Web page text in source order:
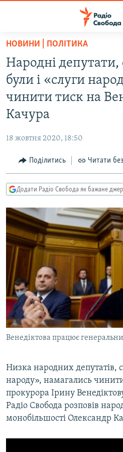
Перейти
основного
матеріалу
Перейти
основної
Перейти
пошуку
ВСЕ ЗА ДОБУ
СТАТТІ
КУЛЬТУРА
СПОРТ
СВІТ
ВІЙНА
ДОНБАС.РЕАЛІЇ
КРИМ.РЕАЛІЇ
ТИ ЯК?
КИТАЙ.ВИКЛИКИ
МУЛЬТИМЕДІА
ФОТО
СПЕЦПРОЄКТИ
ПОДКАСТИ
КРИМ РЕАЛІЇ
РУС
КТАТ
ДОЛУЧАЙСЯ!
НОВИНИ | ПОЛІТИКА
Народні депутати,
були і «слуги
чинити тиск на
Качура
18 жовтня 2020, 18:50
Поділитись Читати
Додати Радіо Свобода як бажане
Венедіктова працює
Низка народних депутатів,
народу», намагались
прокурора Ірину
Радіо Свобода розповів
монобільшості Олександр